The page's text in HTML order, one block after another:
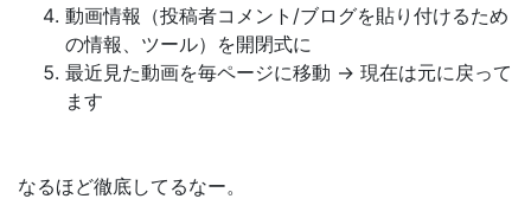
動画情報（投稿者コメント/ブログを貼り付けるため
の情報、ツール）を開閉式に
最近見た動画を毎ページに移動 → 現在は元に戻って
ます
なるほど徹底してるなー。